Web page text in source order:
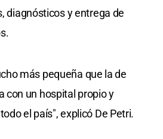
diagnósticos y entrega de
más pequeña que la de
con un hospital propio y
el país", explicó De Petri.